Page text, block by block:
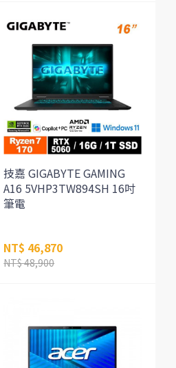
技嘉 GIGABYTE GAMING
A16 5VHP3TW894SH 16吋
筆電
NT$ 46,870
NT$ 48,900